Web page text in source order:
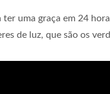
uma graça em 24
de luz, que são os